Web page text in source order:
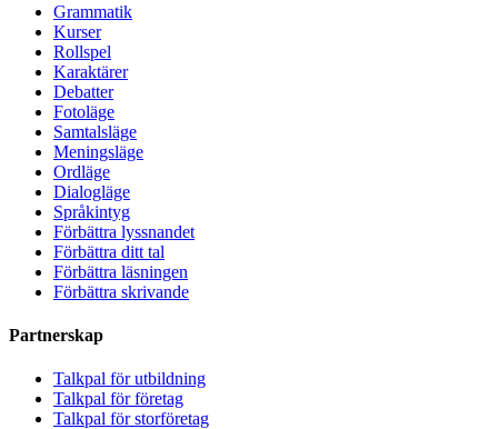
Grammatik
Kurser
Rollspel
Karaktärer
Debatter
Fotoläge
Samtalsläge
Meningsläge
Ordläge
Dialogläge
Språkintyg
Förbättra lyssnandet
Förbättra ditt tal
Förbättra läsningen
Förbättra skrivande
Partnerskap
Talkpal för utbildning
Talkpal för företag
Talkpal för storföretag